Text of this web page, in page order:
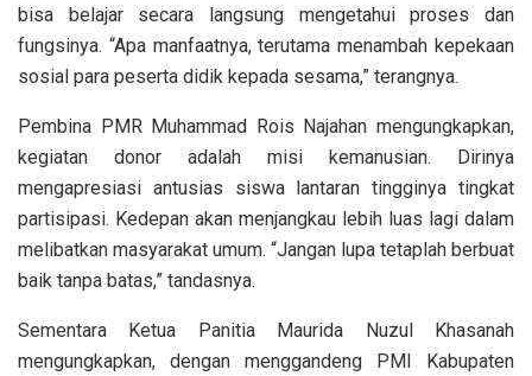
bisa belajar secara langsung mengetahui proses dan
fungsinya. “Apa manfaatnya, terutama menambah kepekaan
sosial para peserta didik kepada sesama,” terangnya.
Pembina PMR Muhammad Rois Najahan mengungkapkan,
kegiatan donor adalah misi kemanusian. Dirinya
mengapresiasi antusias siswa lantaran tingginya tingkat
partisipasi. Kedepan akan menjangkau lebih luas lagi dalam
melibatkan masyarakat umum. “Jangan lupa tetaplah berbuat
baik tanpa batas,” tandasnya.
Sementara Ketua Panitia Maurida Nuzul Khasanah
mengungkapkan, dengan menggandeng PMI Kabupaten